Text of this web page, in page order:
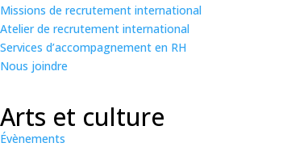
Missions de recrutement international
Atelier de recrutement international
Services d’accompagnement en RH
Nous joindre
Arts et culture
Évènements